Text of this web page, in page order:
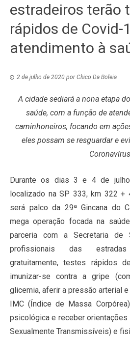
estradeiros terão
rápidos de Covid-
atendimento à
2 de julho de 2020 porChico Da Boleia
A cidade sediará a nona etapa
saúde, com a função de
caminhoneiros, focando em
eles possam se resguardar e
Coronavírus
Durante os dias 3 e 4 de
localizado na SP 333, km 322 +
será palco da 29ª Gincana do
mega operação focada na
parceria com a Secretaria de
profissionais das
gratuitamente, testes rápidos
imunizar-se contra a gripe
glicemia, aferir a pressão arterial
IMC (Índice de Massa
psicológica e receber
Sexualmente Transmissíveis) e